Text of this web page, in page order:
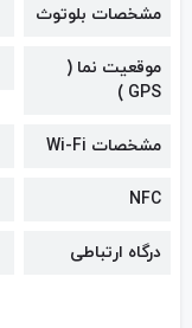
مشخصات بلوتوث
موقعیت نما (
GPS )
مشخصات Wi-Fi
NFC
درگاه ارتباطی